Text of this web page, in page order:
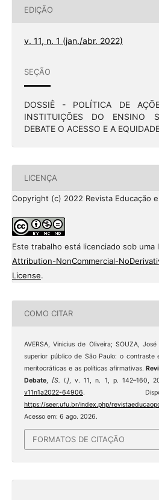
EDIÇÃO
v. 11, n. 1 (jan./abr. 2022)
SEÇÃO
DOSSIÊ - POLÍTICA DE
INSTITUIÇÕES DO ENSINO
DEBATE O ACESSO E A
LICENÇA
Copyright (c) 2022 Revista Educação
Este trabalho está licenciado sob uma
Attribution-NonCommercial-
License.
COMO CITAR
AVERSA, Vinicius de Oliveira; SOUZA,
superior público de São Paulo: o contraste
meritocráticas e as políticas afirmativas.
Debate,[S. l.], v. 11, n. 1, p. 142–160,
v11n1a2022-64906.
https://seer.ufu.br/index.php/
Acesso em: 6 ago. 2026.
FORMATOS DE CITAÇÃO